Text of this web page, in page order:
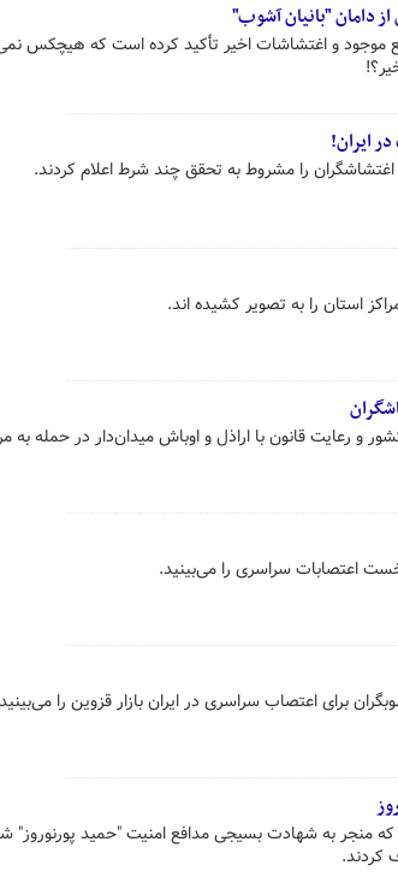
دامان "بانیان آشوب"
موجود و اغتشاشات اخیر تأکید کرده است که هیچکس
ایران!
را مشروط به تحقق چند شرط اعلام کردند.
استان را به تصویر کشیده اند.
و رعایت قانون با اراذل و اوباش میدان‌دار در حمله به
و آشوبگران برای اعتصاب سراسری در ایران بازار قزوین را
ماه در شهر لاهیجان که منجر به شهادت بسیجی مدافع امنیت "حمید
کردند.